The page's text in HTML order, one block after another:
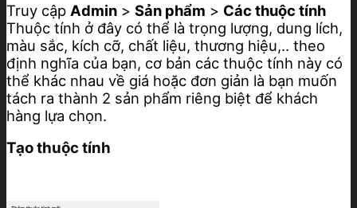
Truy cập Admin > Sản phẩm > Các thuộc tính
Thuộc tính ở đây có thể là trọng lượng, dung lích,
màu sắc, kích cỡ, chất liệu, thương hiệu,.. theo
định nghĩa của bạn, cơ bản các thuộc tính này có
thể khác nhau về giá hoặc đơn giản là bạn muốn
tách ra thành 2 sản phẩm riêng biệt để khách
hàng lựa chọn.
Tạo thuộc tính